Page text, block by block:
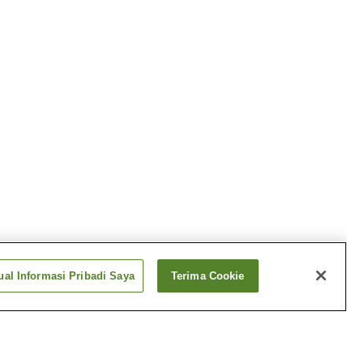
Informasi Pribadi Saya Terima Cookie